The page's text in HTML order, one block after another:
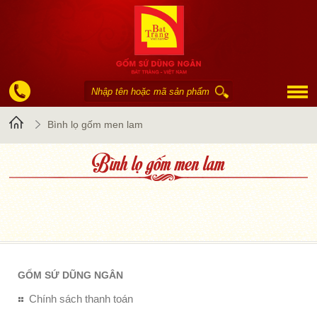
TrangBình lọ gốm men lam
Bình lọ gốm men lam
GỐM SỨ DŨNG NGÂN
Chính sách thanh toán